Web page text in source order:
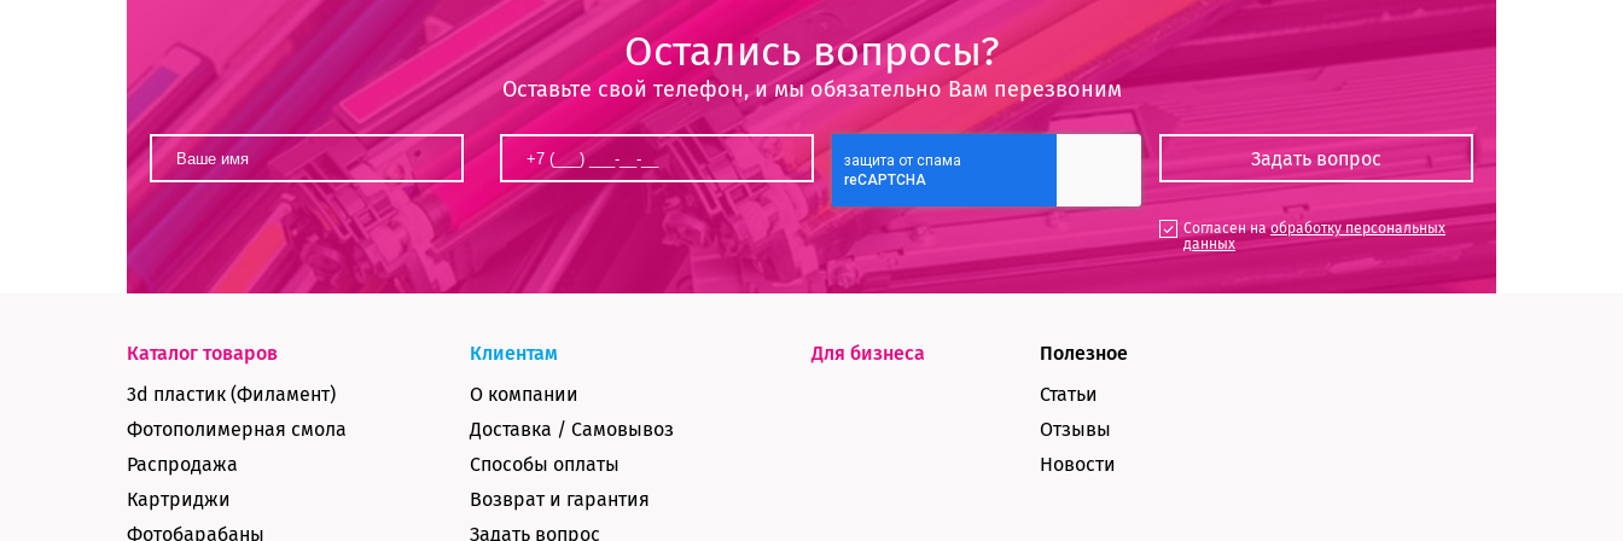
Остались вопросы?
Оставьте свой телефон, и мы обязательно Вам перезвоним
Согласен наобработку персональных
данных
Каталог товаров
3d пластик (Филамент)
Фотополимерная смола
Распродажа
Картриджи
Фотобарабаны
Клиентам
О компании
Доставка / Самовывоз
Способы оплаты
Возврат и гарантия
Задать вопрос
Для бизнеса
Полезное
Статьи
Отзывы
Новости